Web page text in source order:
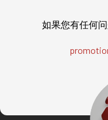
如果您有任何